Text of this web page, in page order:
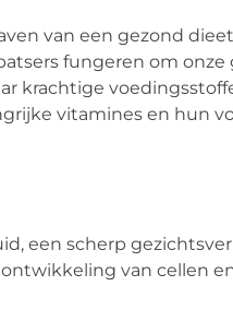
van een gezond
fungeren om onze
krachtige
vitamines en hun
een scherp
van cellen